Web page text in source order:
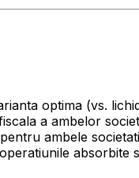
optima (vs.
a ambelor
ambele
absorbite